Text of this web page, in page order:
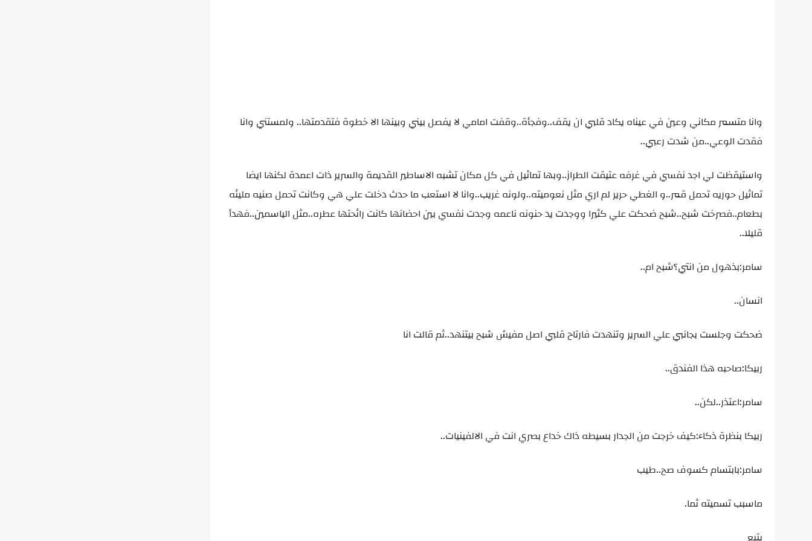
وانا متسمر مكاني وعين في عيناه يكاد قلبي ان يقف..وفجأة..وقفت امامي لا يفصل بيني وبينها الا خطوة فتقدمتها.. ولمستني وانا
فقدت الوعي..من شدت رعبي..
واستيقظت لي اجد نفسي في غرفه عتيقت الطراز..وبها تماثيل في كل مكان تشبه الاساطير القديمة والسرير ذات اعمدة لكنها ايضا
تماثيل حوريه تحمل قمر..و الغطي حرير لم اري مثل نعوميته..ولونه غريب..وانا لا استعب ما حدث دخلت علي هي وكانت تحمل صنيه مليئه
بطعام..فصرخت شبح..شبح ضحكت علي كثيرا ووجدت يد حنونه ناعمه وجدت نفسي بين احضانها كانت رائحتها عطره..مثل الياسمين..فهدأ
قليلا..
سامر:بذهول من انتي؟شبح ام..
انسان..
ضحكت وجلست بجانبي علي السرير وتنهدت فارتاح قلبي اصل مفيش شبح بيتنهد..ثم قالت انا
ربيكا:صاحبه هذا الفندق..
سامر:اعتذر..لكن..
ربيكا بنظرة ذكاء:كيف خرجت من الجدار بسيطه ذاك خداع بصري انت في الالفينيات..
سامر:بابتسام كسوف صح..طيب
ماسبب تسميته ثما.
يتبع